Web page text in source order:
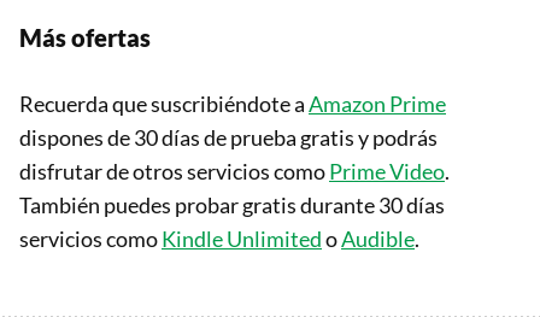
Más ofertas
Recuerda que suscribiéndote aAmazon Prime
dispones de 30 días de prueba gratis y podrás
disfrutar de otros servicios comoPrime Video.
También puedes probar gratis durante 30 días
servicios comoKindle UnlimitedoAudible.